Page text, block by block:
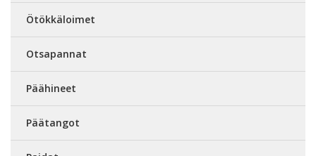
Ötökkäloimet
Otsapannat
Päähineet
Päätangot